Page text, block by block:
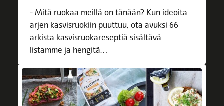
- Mitä ruokaa meillä on tänään? Kun ideoita
arjen kasvisruokiin puuttuu, ota avuksi 66
arkista kasvisruokareseptiä sisältävä
listamme ja hengitä…